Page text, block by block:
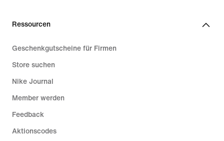
Ressourcen
Geschenkgutscheine für Firmen
Store suchen
Nike Journal
Member werden
Feedback
Aktionscodes